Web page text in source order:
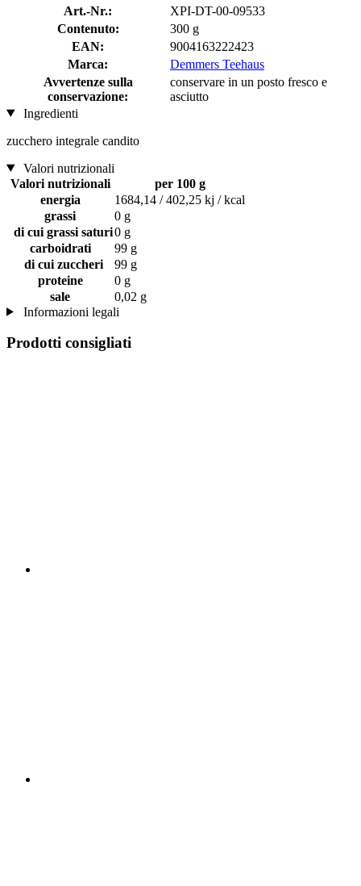
Art.-Nr.:
XPI-DT-00-09533
Contenuto:
300 g
EAN:
9004163222423
Marca:
Demmers Teehaus
Avvertenze sulla
conservazione:
conservare in un posto fresco e
asciutto
Ingredienti
zucchero integrale candito
Valori nutrizionali
Valori nutrizionali
per 100 g
energia
1684,14 / 402,25 kj / kcal
grassi
0 g
di cui grassi saturi0 g
carboidrati
99 g
di cui zuccheri
99 g
proteine
0 g
sale
0,02 g
Informazioni legali
Prodotti consigliati